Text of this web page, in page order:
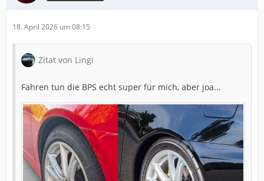
18. April 2026 um 08:15
Zitat von Lingi
Fahren tun die BPS echt super für mich, aber joa...